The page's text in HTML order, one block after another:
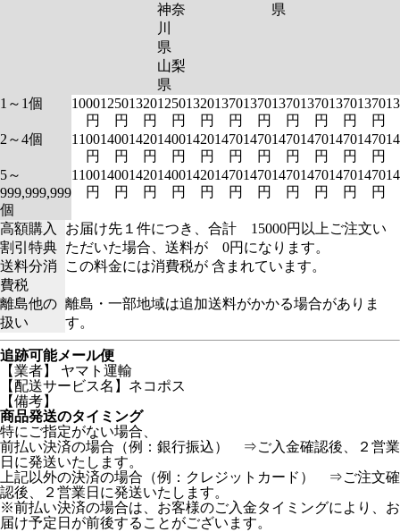
神奈
川
県
山梨
県
県
1～1個
1000
円
1250
円
1320
円
1250
円
1320
円
1370
円
1370
円
1370
円
1370
円
1370
円
1370
円
2～4個
1100
円
1400
円
1420
円
1400
円
1420
円
1470
円
1470
円
1470
円
1470
円
1470
円
1470
円
5～
999,999,999
個
1100
円
1400
円
1420
円
1400
円
1420
円
1470
円
1470
円
1470
円
1470
円
1470
円
1470
円
高額購入
割引特典
お届け先１件につき、合計 15000円以上ご注文い
ただいた場合、送料が 0円になります。
送料分消
費税
この料金には消費税が 含まれています。
離島他の
扱い
離島・一部地域は追加送料がかかる場合がありま
す。
追跡可能メール便
【業者】 ヤマト運輸
【配送サービス名】ネコポス
【備考】
商品発送のタイミング
特にご指定がない場合、
前払い決済の場合（例：銀行振込） ⇒ご入金確認後、２営業
日に発送いたします。
上記以外の決済の場合（例：クレジットカード） ⇒ご注文確
認後、２営業日に発送いたします。
※前払い決済の場合は、お客様のご入金タイミングにより、お
届け予定日が前後することがございます。